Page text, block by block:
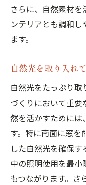
地域コミ
茨城県の家づ
照明計画
ダイニン
壁面収納
プライベ
家族団ら
家づくりに役
のアイデア集
さらに、自然素材
ンテリアとも調和
ます。
自然光を取り入れ
自然光をたっぷり
づくりにおいて重要
然を活かすために
す。特に南面に窓を
した自然光を確保
中の照明使用を最
もつながります。さ